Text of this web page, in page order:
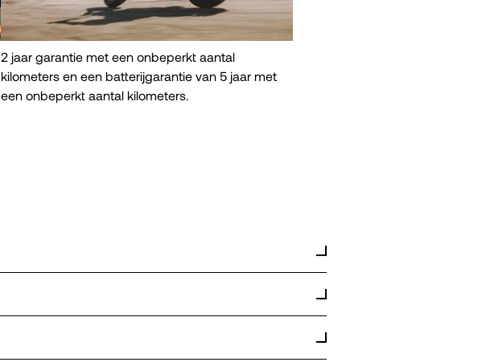
2 jaar garantie met een onbeperkt aantal
kilometers en een batterijgarantie van 5 jaar met
een onbeperkt aantal kilometers.